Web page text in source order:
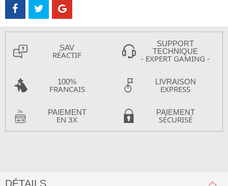
SAV
RÉACTIF
SUPPORT
TECHNIQUE
- EXPERT GAMING -
100%
FRANCAIS
LIVRAISON
EXPRESS
PAIEMENT
EN 3X
PAIEMENT
SÉCURISÉ
DÉTAILS